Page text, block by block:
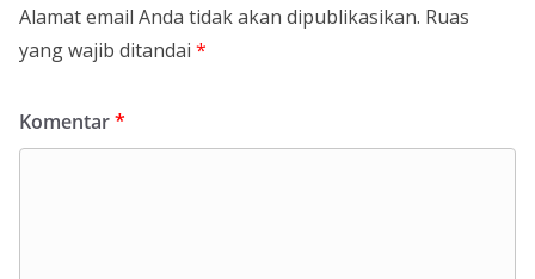
Alamat email Anda tidak akan dipublikasikan. Ruas
yang wajib ditandai *
Komentar*